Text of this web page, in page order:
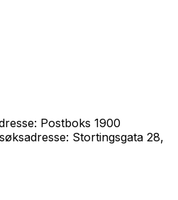
Postboks 1900
Stortingsgata 28,